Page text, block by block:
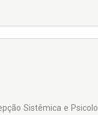
Sistêmica e